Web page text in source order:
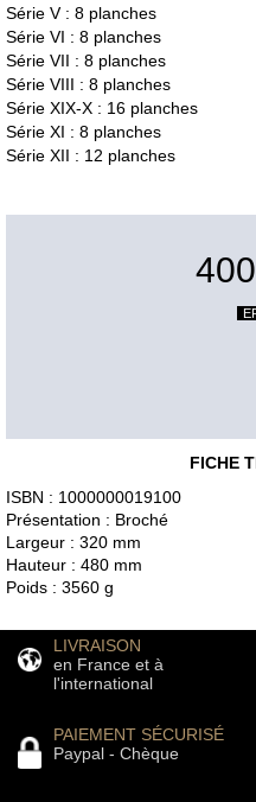
Série V : 8 planches
Série VI : 8 planches
Série VII : 8 planches
Série VIII : 8 planches
Série XIX-X : 16 planches
Série XI : 8 planches
Série XII : 12 planches
FICHE
ISBN : 1000000019100
Présentation : Broché
Largeur : 320 mm
Hauteur : 480 mm
Poids : 3560 g
LIVRAISON
en France et à
l'international
PAIEMENT SÉCURISÉ
Paypal - Chèque